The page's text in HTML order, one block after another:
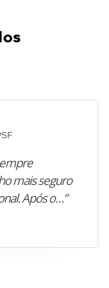
mais seguro
Após o…”